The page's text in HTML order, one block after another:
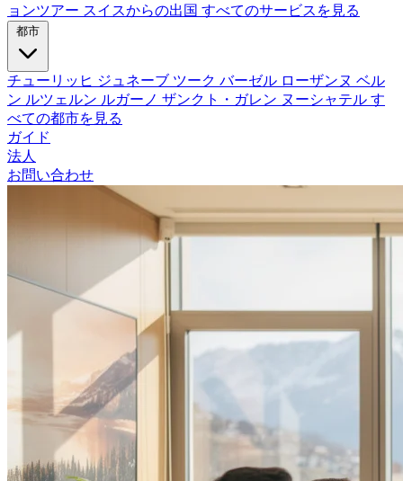
ョンツアー スイスからの出国 すべてのサービスを見る
都市
チューリッヒ ジュネーブ ツーク バーゼル ローザンヌ ベル
ン ルツェルン ルガーノ ザンクト・ガレン ヌーシャテル す
べての都市を見る
ガイド
法人
お問い合わせ